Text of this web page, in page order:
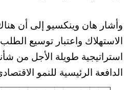
وأشار هان وينكسيو إلى أن
الاستهلاك واعتبار توسيع
استراتيجية طويلة الأجل من
الدافعة الرئيسية للنمو